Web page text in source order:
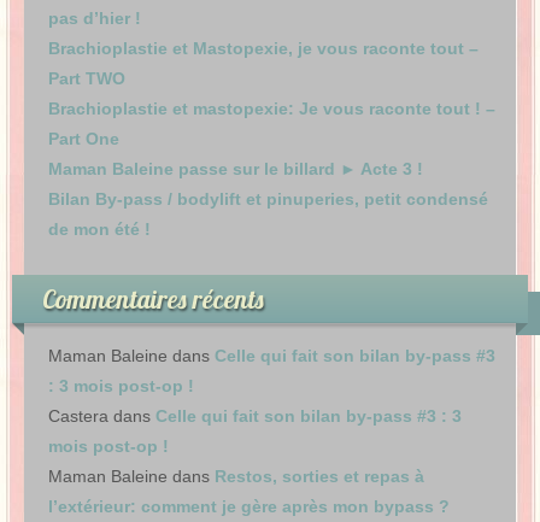
pas d’hier !
Brachioplastie et Mastopexie, je vous raconte tout –
Part TWO
Brachioplastie et mastopexie: Je vous raconte tout ! –
Part One
Maman Baleine passe sur le billard ► Acte 3 !
Bilan By-pass / bodylift et pinuperies, petit condensé
de mon été !
Commentaires récents
Maman Baleine dans Celle qui fait son bilan by-pass #3
: 3 mois post-op !
Castera dans Celle qui fait son bilan by-pass #3 : 3
mois post-op !
Maman Baleine dans Restos, sorties et repas à
l’extérieur: comment je gère après mon bypass ?